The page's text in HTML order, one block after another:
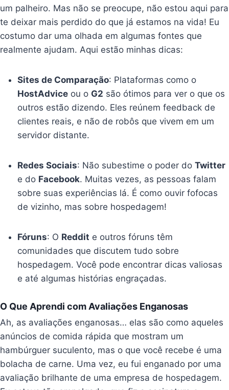
um palheiro. Mas não se preocupe, não estou aqui para
te deixar mais perdido do que já estamos na vida! Eu
costumo dar uma olhada em algumas fontes que
realmente ajudam. Aqui estão minhas dicas:
Sites de Comparação: Plataformas como o
HostAdvice ou o G2 são ótimos para ver o que os
outros estão dizendo. Eles reúnem feedback de
clientes reais, e não de robôs que vivem em um
servidor distante.
Redes Sociais: Não subestime o poder doTwitter
e do Facebook. Muitas vezes, as pessoas falam
sobre suas experiências lá. É como ouvir fofocas
de vizinho, mas sobre hospedagem!
Fóruns: O Reddit e outros fóruns têm
comunidades que discutem tudo sobre
hospedagem. Você pode encontrar dicas valiosas
e até algumas histórias engraçadas.
O Que Aprendi com Avaliações Enganosas
Ah, as avaliações enganosas… elas são como aqueles
anúncios de comida rápida que mostram um
hambúrguer suculento, mas o que você recebe é uma
bolacha de carne. Uma vez, eu fui enganado por uma
avaliação brilhante de uma empresa de hospedagem.